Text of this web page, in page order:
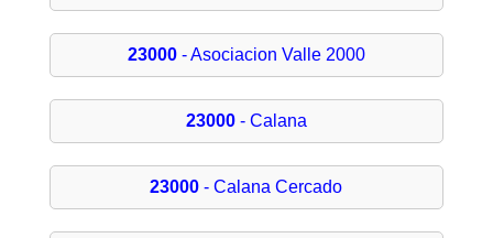
23000- Asociacion Valle 2000
23000- Calana
23000 - Calana Cercado